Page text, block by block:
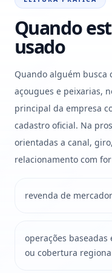
Quando
usado
Quando alguém busca
açougues e peixarias,
principal da empresa
cadastro oficial. Na
orientadas a canal,
relacionamento com
revenda de
operações
ou cobertura